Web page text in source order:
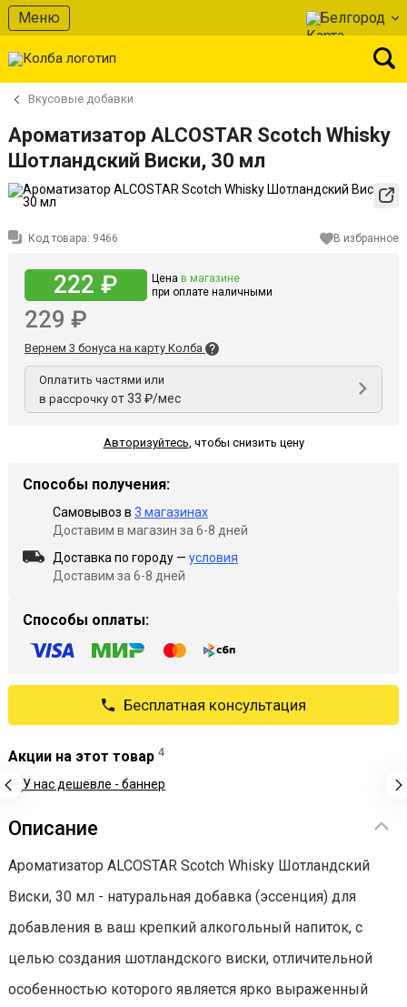
Меню Белгород
Вкусовые добавки
Ароматизатор ALCOSTAR Scotch Whisky
Шотландский Виски, 30 мл
Код товара: 9466 В избранное
222 ₽ Цена в магазине
при оплате наличными
229 ₽
Вернем 3 бонуса на карту Колба
Оплатить частями или
в рассрочку от 33 ₽/мес
Авторизуйтесь, чтобы снизить цену
Способы получения:
Самовывоз в 3 магазинах
Доставим в магазин за 6-8 дней
Доставка по городу — условия
Доставим за 6-8 дней
Способы оплаты:
Бесплатная консультация
Акции на этот товар 4
Описание
Ароматизатор ALCOSTAR Scotch Whisky Шотландский
Виски, 30 мл - натуральная добавка (эссенция) для
добавления в ваш крепкий алкогольный напиток, с
целью создания шотландского виски, отличительной
особенностью которого является ярко выраженный